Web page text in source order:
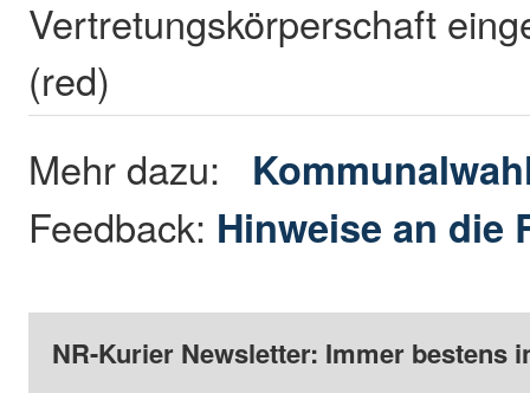
Vertretungskörperschaft
(red)
Mehr dazu:
Feedback: Hinweise an die
NR-Kurier Newsletter: Immer bestens